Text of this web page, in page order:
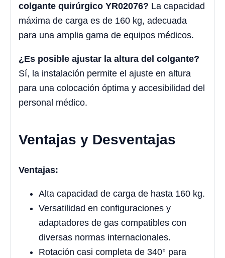
colgante quirúrgico YR02076? La capacidad
máxima de carga es de 160 kg, adecuada
para una amplia gama de equipos médicos.
¿Es posible ajustar la altura del colgante?
Sí, la instalación permite el ajuste en altura
para una colocación óptima y accesibilidad del
personal médico.
Ventajas y Desventajas
Ventajas:
Alta capacidad de carga de hasta 160 kg.
Versatilidad en configuraciones y
adaptadores de gas compatibles con
diversas normas internacionales.
Rotación casi completa de 340° para